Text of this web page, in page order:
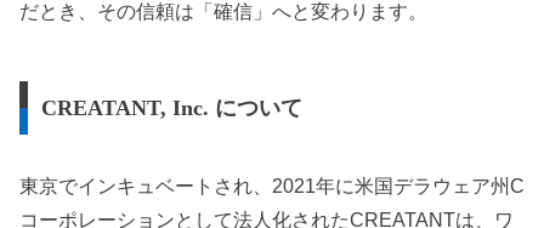
だとき、その信頼は「確信」へと変わります。
CREATANT, Inc. について
東京でインキュベートされ、2021年に米国デラウェア州C
コーポレーションとして法人化されたCREATANTは、ワ